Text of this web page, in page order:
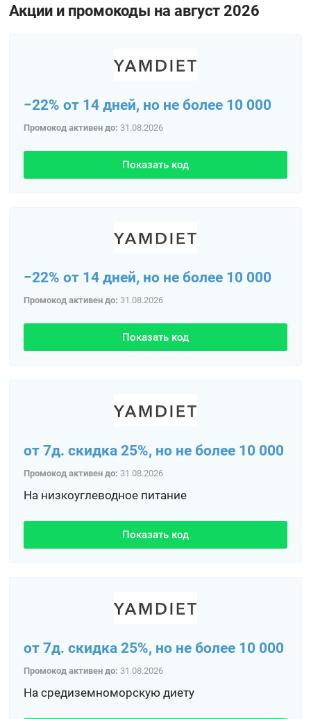
Акции и промокоды на август 2026
−22% от 14 дней, но не более 10 000
Промокод активен до: 31.08.2026
Показать код
−22% от 14 дней, но не более 10 000
Промокод активен до: 31.08.2026
Показать код
от 7д. скидка 25%, но не более 10 000
Промокод активен до: 31.08.2026
На низкоуглеводное питание
Показать код
от 7д. скидка 25%, но не более 10 000
Промокод активен до: 31.08.2026
На средиземноморскую диету